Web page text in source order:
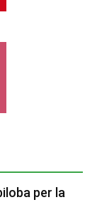
per la